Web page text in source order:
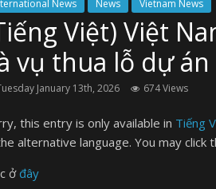
News News Vietnam News
Việt) Việt
vụ thua lỗ dự
January 13th, 2026 674 Views
this entry is only available in Tiếng
alternative language. You may click
ởđây